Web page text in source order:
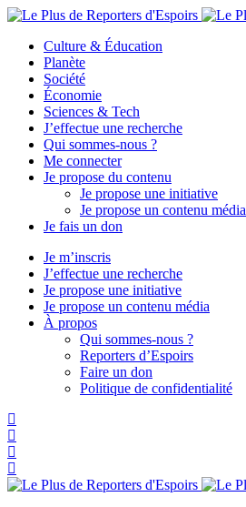
Culture & Éducation
Planète
Société
Économie
Sciences & Tech
J’effectue une recherche
Qui sommes-nous ?
Me connecter
Je propose du contenu
Je propose une initiative
Je propose un contenu média
Je fais un don
Je m’inscris
J’effectue une recherche
Je propose une initiative
Je propose un contenu média
À propos
Qui sommes-nous ?
Reporters d’Espoirs
Faire un don
Politique de confidentialité